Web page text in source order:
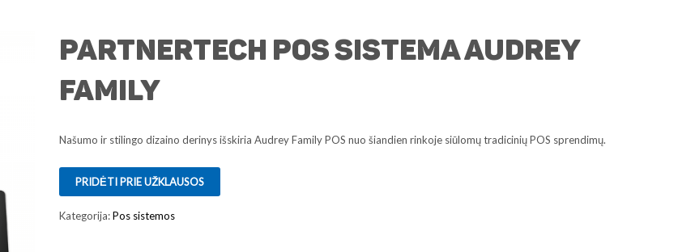
Partnertech POS sistema Audrey
Family
Našumo ir stilingo dizaino derinys išskiria Audrey Family POS nuo šiandien rinkoje siūlomų tradicinių POS sprendimų.
PRIDĖTI PRIE UŽKLAUSOS
Kategorija:Pos sistemos